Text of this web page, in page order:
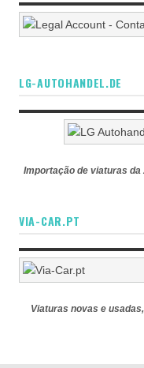
LG-AUTOHANDEL.DE
Importação de viaturas
VIA-CAR.PT
Viaturas novas e